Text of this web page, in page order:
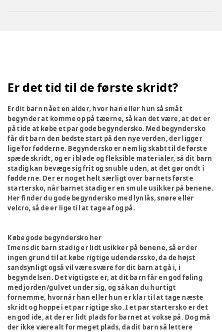
Er det tid til de første skridt?
Er dit barn nået en alder, hvor han eller hun så småt
begynder at komme op på tæerne, så kan det være, at det er
på tide at købe et par gode begyndersko. Med begyndersko
får dit barn den bedste start på den nye verden, der ligger
lige for fødderne. Begyndersko er nemlig skabt til de første
spæde skridt, og er i bløde og fleksible materialer, så dit barn
stadig kan bevæge sig frit og snuble uden, at det gør ondt i
fødderne. Der er noget helt særligt over barnets første
startersko, når barnet stadig er en smule usikker på benene.
Her finder du gode begyndersko med lynlås, snøre eller
velcro, så de er lige til at tage af og på.
Købe gode begyndersko her
Imens dit barn stadig er lidt usikker på benene, så er der
ingen grund til at købe rigtige udendørssko, da de højst
sandsynligt også vil være svære for dit barn at gå i, i
begyndelsen. Det vigtigste er, at dit barn får en god føling
med jorden/gulvet under sig, og så kan du hurtigt
fornemme, hvornår han eller hun er klar til at tage næste
skridt og hoppe i et par rigtige sko. I et par startersko er det
en god ide, at der er lidt plads for barnet at vokse på. Dog må
der ikke være alt for meget plads, da dit barn så lettere